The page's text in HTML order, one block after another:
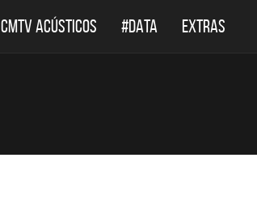
CMTV ACÚSTICOS #DATA EXTRAS